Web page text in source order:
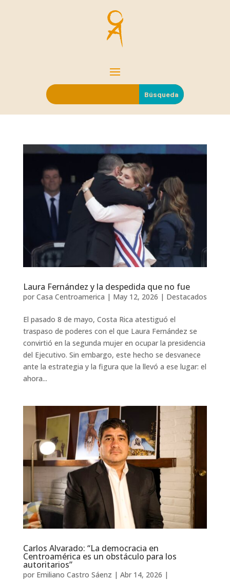
Laura Fernández y la despedida que no fue
por Casa Centroamerica | May 12, 2026 | Destacados
El pasado 8 de mayo, Costa Rica atestiguó el
traspaso de poderes con el que Laura Fernández se
convirtió en la segunda mujer en ocupar la presidencia
del Ejecutivo. Sin embargo, este hecho se desvanece
ante la estrategia y la figura que la llevó a ese lugar: el
ahora...
Carlos Alvarado: “La democracia en
Centroamérica es un obstáculo para los
autoritarios”
por Emiliano Castro Sáenz | Abr 14, 2026 |